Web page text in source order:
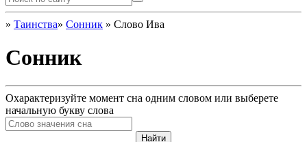
» Таинства» Сонник » Слово Ива
Сонник
Охарактеризуйте момент сна одним словом или выберете
начальную букву слова